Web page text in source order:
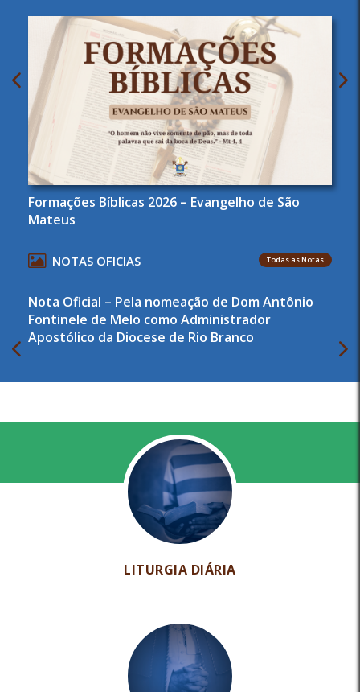
Formações Bíblicas 2026 – Evangelho de São
Mateus
NOTAS OFICIAS Todas as Notas
Nota Oficial – Pela nomeação de Dom Antônio
Fontinele de Melo como Administrador
Apostólico da Diocese de Rio Branco
LITURGIA DIÁRIA